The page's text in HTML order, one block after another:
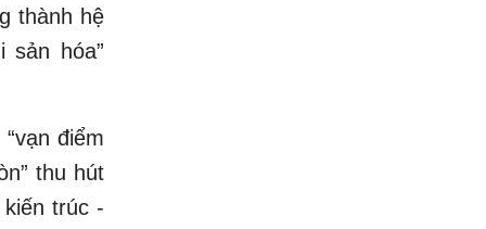
thành hệ
sản hóa”
điểm
thu hút
trúc -